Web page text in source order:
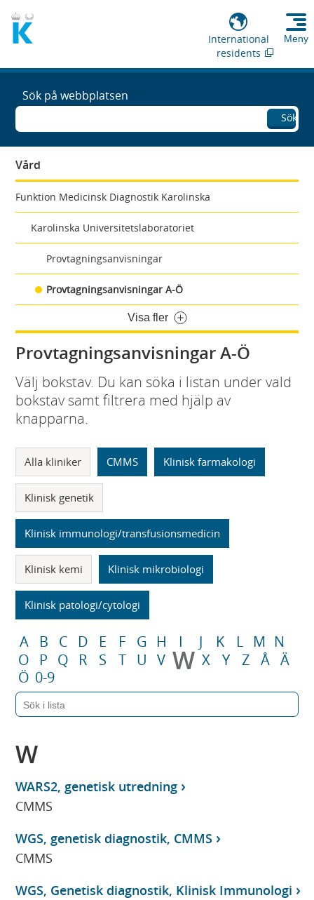
International
residents
Meny
Sök på webbplatsen
Sök
Vård
Funktion Medicinsk Diagnostik Karolinska
Karolinska Universitetslaboratoriet
Provtagningsanvisningar
Provtagningsanvisningar A-Ö
Visa fler
Provtagningsanvisningar A-Ö
Välj bokstav. Du kan söka i listan under vald
bokstav samt filtrera med hjälp av
knapparna.
Alla kliniker CMMS Klinisk farmakologi
Klinisk genetik
Klinisk immunologi/transfusionsmedicin
Klinisk kemi Klinisk mikrobiologi
Klinisk patologi/cytologi
A B C D E F G H I J K L M N
O
P Q R S T U V W X Y Z Å Ä
Ö 0-9
W
WARS2, genetisk utredning
CMMS
WGS, genetisk diagnostik, CMMS
CMMS
WGS, Genetisk diagnostik, Klinisk Immunologi